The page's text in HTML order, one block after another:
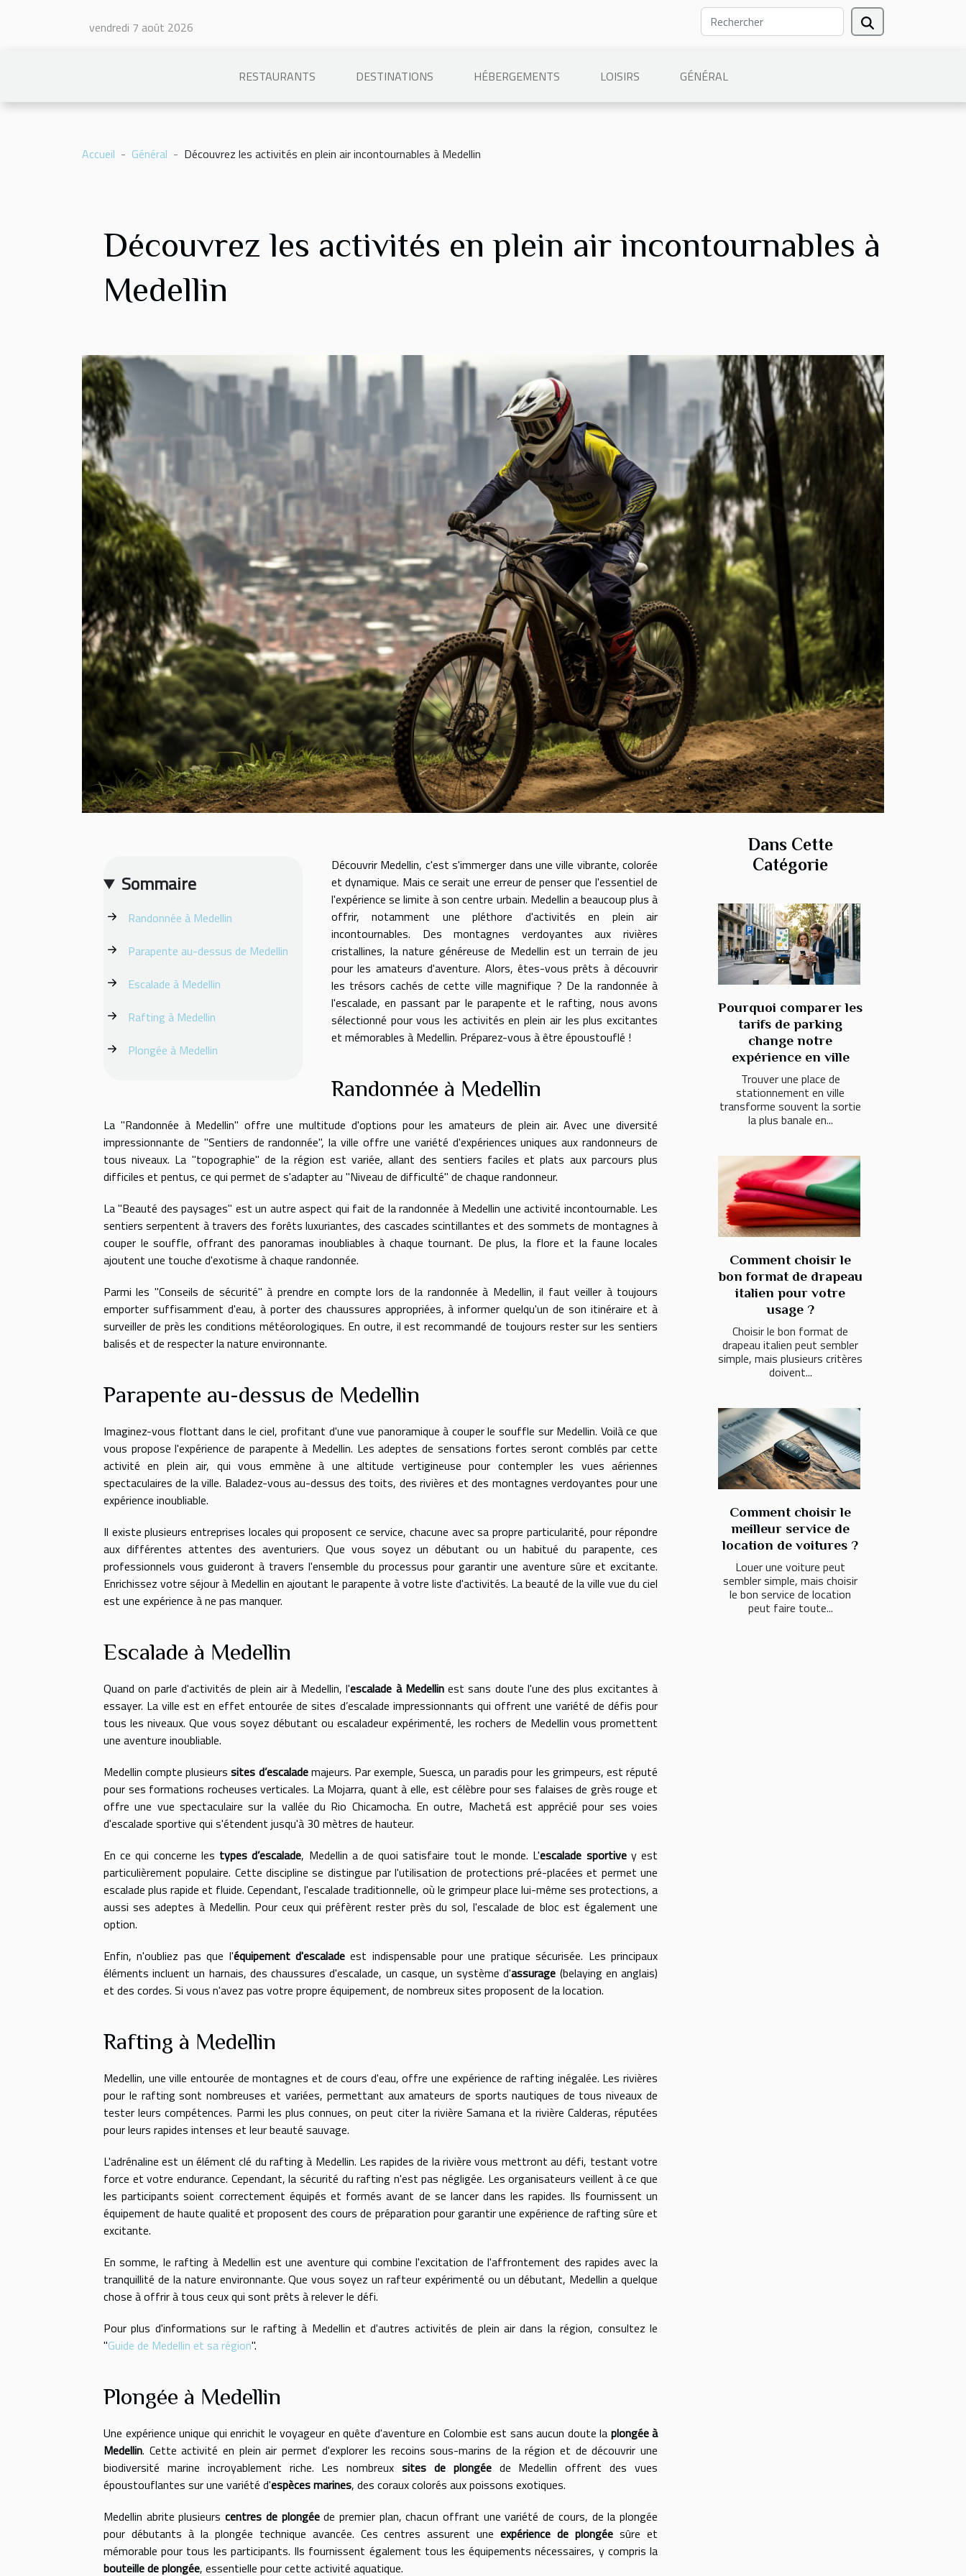
vendredi 7 août 2026
RESTAURANTS DESTINATIONS HÉBERGEMENTS LOISIRS GÉNÉRAL
Accueil Général Découvrez les activités en plein air incontournables à Medellin
Découvrez les activités en plein air incontournables à
Medellin
Sommaire
Randonnée à Medellin
Parapente au-dessus de Medellin
Escalade à Medellin
Rafting à Medellin
Plongée à Medellin
Découvrir Medellin, c'est s'immerger dans une ville vibrante, colorée
et dynamique. Mais ce serait une erreur de penser que l'essentiel de
l'expérience se limite à son centre urbain. Medellin a beaucoup plus à
offrir, notamment une pléthore d'activités en plein air
incontournables. Des montagnes verdoyantes aux rivières
cristallines, la nature généreuse de Medellin est un terrain de jeu
pour les amateurs d'aventure. Alors, êtes-vous prêts à découvrir
les trésors cachés de cette ville magnifique ? De la randonnée à
l'escalade, en passant par le parapente et le rafting, nous avons
sélectionné pour vous les activités en plein air les plus excitantes
et mémorables à Medellin. Préparez-vous à être époustouflé !
Randonnée à Medellin
La "Randonnée à Medellin" offre une multitude d'options pour les amateurs de plein air. Avec une diversité
impressionnante de "Sentiers de randonnée", la ville offre une variété d'expériences uniques aux randonneurs de
tous niveaux. La "topographie" de la région est variée, allant des sentiers faciles et plats aux parcours plus
difficiles et pentus, ce qui permet de s'adapter au "Niveau de difficulté" de chaque randonneur.
La "Beauté des paysages" est un autre aspect qui fait de la randonnée à Medellin une activité incontournable. Les
sentiers serpentent à travers des forêts luxuriantes, des cascades scintillantes et des sommets de montagnes à
couper le souffle, offrant des panoramas inoubliables à chaque tournant. De plus, la flore et la faune locales
ajoutent une touche d'exotisme à chaque randonnée.
Parmi les "Conseils de sécurité" à prendre en compte lors de la randonnée à Medellin, il faut veiller à toujours
emporter suffisamment d'eau, à porter des chaussures appropriées, à informer quelqu'un de son itinéraire et à
surveiller de près les conditions météorologiques. En outre, il est recommandé de toujours rester sur les sentiers
balisés et de respecter la nature environnante.
Parapente au-dessus de Medellin
Imaginez-vous flottant dans le ciel, profitant d'une vue panoramique à couper le souffle sur Medellin. Voilà ce que
vous propose l'expérience de parapente à Medellin. Les adeptes de sensations fortes seront comblés par cette
activité en plein air, qui vous emmène à une altitude vertigineuse pour contempler les vues aériennes
spectaculaires de la ville. Baladez-vous au-dessus des toits, des rivières et des montagnes verdoyantes pour une
expérience inoubliable.
Il existe plusieurs entreprises locales qui proposent ce service, chacune avec sa propre particularité, pour répondre
aux différentes attentes des aventuriers. Que vous soyez un débutant ou un habitué du parapente, ces
professionnels vous guideront à travers l'ensemble du processus pour garantir une aventure sûre et excitante.
Enrichissez votre séjour à Medellin en ajoutant le parapente à votre liste d'activités. La beauté de la ville vue du ciel
est une expérience à ne pas manquer.
Escalade à Medellin
Quand on parle d'activités de plein air à Medellin, l'escalade à Medellinest sans doute l'une des plus excitantes à
essayer. La ville est en effet entourée de sites d’escalade impressionnants qui offrent une variété de défis pour
tous les niveaux. Que vous soyez débutant ou escaladeur expérimenté, les rochers de Medellin vous promettent
une aventure inoubliable.
Medellin compte plusieurssites d’escalademajeurs. Par exemple, Suesca, un paradis pour les grimpeurs, est réputé
pour ses formations rocheuses verticales. La Mojarra, quant à elle, est célèbre pour ses falaises de grès rouge et
offre une vue spectaculaire sur la vallée du Rio Chicamocha. En outre, Machetá est apprécié pour ses voies
d'escalade sportive qui s'étendent jusqu'à 30 mètres de hauteur.
En ce qui concerne les types d’escalade, Medellin a de quoi satisfaire tout le monde. L'escalade sportivey est
particulièrement populaire. Cette discipline se distingue par l'utilisation de protections pré-placées et permet une
escalade plus rapide et fluide. Cependant, l'escalade traditionnelle, où le grimpeur place lui-même ses protections, a
aussi ses adeptes à Medellin. Pour ceux qui préfèrent rester près du sol, l'escalade de bloc est également une
option.
Enfin, n'oubliez pas que l'équipement d'escaladeest indispensable pour une pratique sécurisée. Les principaux
éléments incluent un harnais, des chaussures d'escalade, un casque, un système d'assurage (belaying en anglais)
et des cordes. Si vous n'avez pas votre propre équipement, de nombreux sites proposent de la location.
Rafting à Medellin
Medellin, une ville entourée de montagnes et de cours d'eau, offre une expérience de rafting inégalée. Les rivières
pour le rafting sont nombreuses et variées, permettant aux amateurs de sports nautiques de tous niveaux de
tester leurs compétences. Parmi les plus connues, on peut citer la rivière Samana et la rivière Calderas, réputées
pour leurs rapides intenses et leur beauté sauvage.
L'adrénaline est un élément clé du rafting à Medellin. Les rapides de la rivière vous mettront au défi, testant votre
force et votre endurance. Cependant, la sécurité du rafting n'est pas négligée. Les organisateurs veillent à ce que
les participants soient correctement équipés et formés avant de se lancer dans les rapides. Ils fournissent un
équipement de haute qualité et proposent des cours de préparation pour garantir une expérience de rafting sûre et
excitante.
En somme, le rafting à Medellin est une aventure qui combine l'excitation de l'affrontement des rapides avec la
tranquillité de la nature environnante. Que vous soyez un rafteur expérimenté ou un débutant, Medellin a quelque
chose à offrir à tous ceux qui sont prêts à relever le défi.
Pour plus d'informations sur le rafting à Medellin et d'autres activités de plein air dans la région, consultez le
"Guide de Medellin et sa région".
Plongée à Medellin
Une expérience unique qui enrichit le voyageur en quête d'aventure en Colombie est sans aucun doute la plongée à
Medellin. Cette activité en plein air permet d'explorer les recoins sous-marins de la région et de découvrir une
biodiversité marine incroyablement riche. Les nombreuxsites de plongéede Medellin offrent des vues
époustouflantes sur une variété d'espèces marines, des coraux colorés aux poissons exotiques.
Medellin abrite plusieurscentres de plongéede premier plan, chacun offrant une variété de cours, de la plongée
pour débutants à la plongée technique avancée. Ces centres assurent uneexpérience de plongée sûre et
mémorable pour tous les participants. Ils fournissent également tous les équipements nécessaires, y compris la
bouteille de plongée, essentielle pour cette activité aquatique.
Dans Cette
Catégorie
Pourquoi comparer les
tarifs de parking
change notre
expérience en ville
Trouver une place de
stationnement en ville
transforme souvent la sortie
la plus banale en...
Comment choisir le
bon format de drapeau
italien pour votre
usage ?
Choisir le bon format de
drapeau italien peut sembler
simple, mais plusieurs critères
doivent...
Comment choisir le
meilleur service de
location de voitures ?
Louer une voiture peut
sembler simple, mais choisir
le bon service de location
peut faire toute...